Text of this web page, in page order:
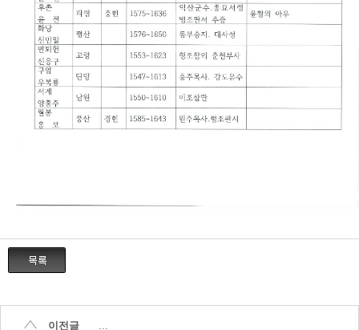
이전글 ...